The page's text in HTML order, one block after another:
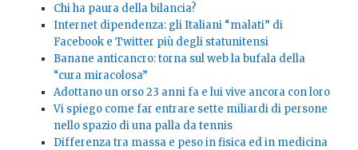
Chi ha paura della bilancia?
Internet dipendenza: gli Italiani “malati” di
Facebook e Twitter più degli statunitensi
Banane anticancro: torna sul web la bufala della
“cura miracolosa”
Adottano un orso 23 anni fa e lui vive ancora con loro
Vi spiego come far entrare sette miliardi di persone
nello spazio di una palla da tennis
Differenza tra massa e peso in fisica ed in medicina